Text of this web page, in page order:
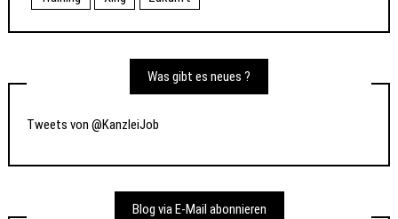
Was gibt es neues ?
Tweets von @KanzleiJob
Blog via E-Mail abonnieren